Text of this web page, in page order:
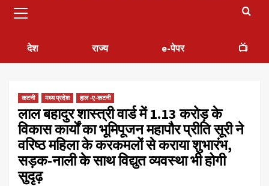
देश राज्य e-पेपर 📺
कटनी मध्य प्रदेश हाल -ए-कटनी
लाल बहादुर शास्त्री वार्ड में 1.13 करोड़ के
विकास कार्यों का भूमिपूजन महापौर प्रीति सूरी ने
वरिष्ठ महिला के करकमलों से कराया शुभारंभ,
सड़क-नाली के साथ विद्युत व्यवस्था भी होगी
सुदृढ़